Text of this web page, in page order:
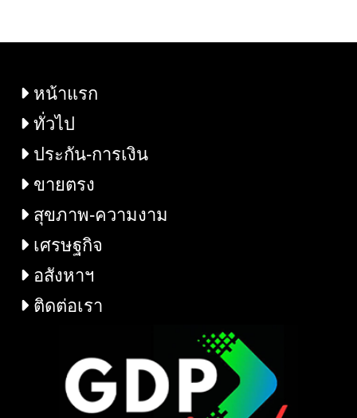
Finance
หน้าแรก
ทั่วไป
ประกัน-การเงิน
ขายตรง
สุขภาพ-ความงาม
เศรษฐกิจ
อสังหาฯ
ติดต่อเรา